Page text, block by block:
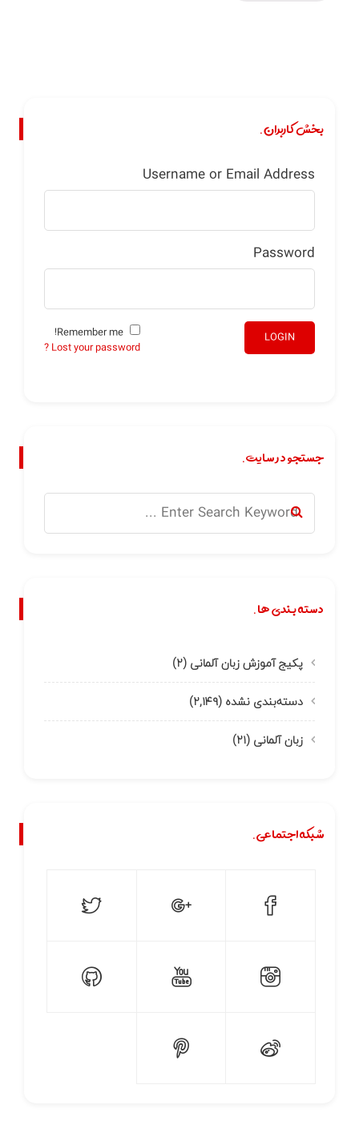
بخش کاربران.
Username or Email Address
Password
LOGIN
Lost your password ?
جستجو در سایت.
دسته بندی ها.
پکیج آموزش زبان آلمانی (۲)
دسته‌بندی نشده (۲,۱۴۹)
زبان آلمانی (۲۱)
شبکه اجتماعی.